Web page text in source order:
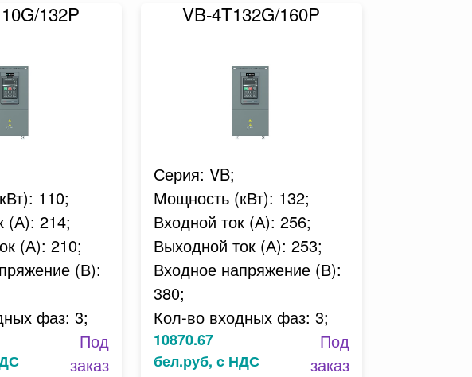
132P
110;
(А): 214;
(А): 210;
(В):
фаз: 3;
Под
заказ
VB-4T132G/160P
Серия: VB;
Мощность (кВт): 132;
Входной ток (А): 256;
Выходной ток (А): 253;
Входное напряжение (В):
380;
Кол-во входных фаз: 3;
10870.67
бел.руб, c НДС
Под
заказ